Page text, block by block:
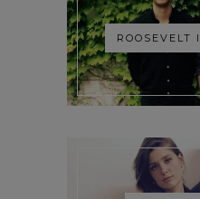
ROOSEVELT